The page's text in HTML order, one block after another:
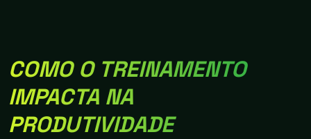
COMO O TREINAMENTO
IMPACTA NA
PRODUTIVIDADE